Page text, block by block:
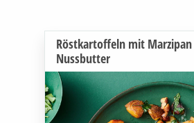
Röstkartoffeln mit
Nussbutter